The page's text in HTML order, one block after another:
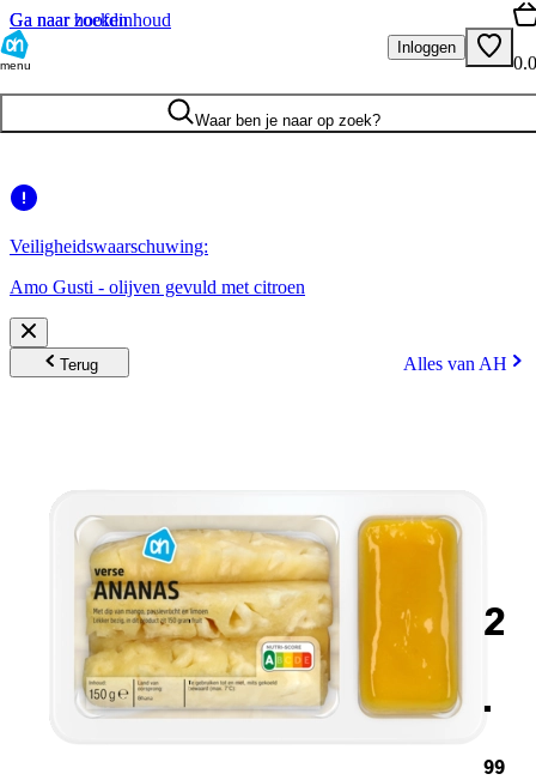
Ga naar hoofdinhoud
Ga naar zoeken
menu
Inloggen
Waar ben je naar op zoek?
Veiligheidswaarschuwing:
Amo Gusti - olijven gevuld met citroen
Terug Alles van AH
2
.
99